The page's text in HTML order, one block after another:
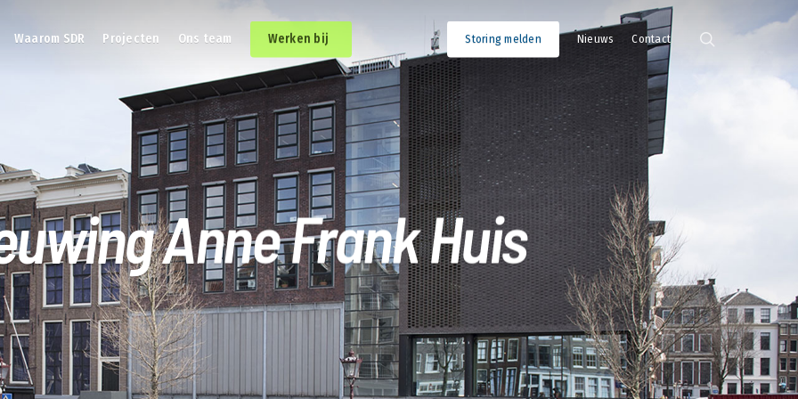
Waarom SDR Projecten Ons team Werken bij Storing melden Nieuws Contact search
Anne Frank Huis